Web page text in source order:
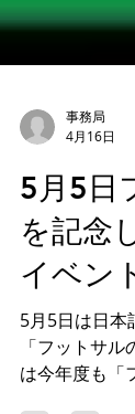
事務局
4月16日
5月5日
を記念
イベン
5月5日は日